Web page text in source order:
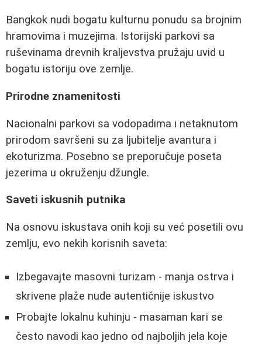
Bangkok nudi bogatu kulturnu ponudu sa brojnim
hramovima i muzejima. Istorijski parkovi sa
ruševinama drevnih kraljevstva pružaju uvid u
bogatu istoriju ove zemlje.
Prirodne znamenitosti
Nacionalni parkovi sa vodopadima i netaknutom
prirodom savršeni su za ljubitelje avantura i
ekoturizma. Posebno se preporučuje poseta
jezerima u okruženju džungle.
Saveti iskusnih putnika
Na osnovu iskustava onih koji su već posetili ovu
zemlju, evo nekih korisnih saveta:
Izbegavajte masovni turizam - manja ostrva i
skrivene plaže nude autentičnije iskustvo
Probajte lokalnu kuhinju - masaman kari se
često navodi kao jedno od najboljih jela koje